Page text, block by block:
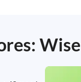
Wise